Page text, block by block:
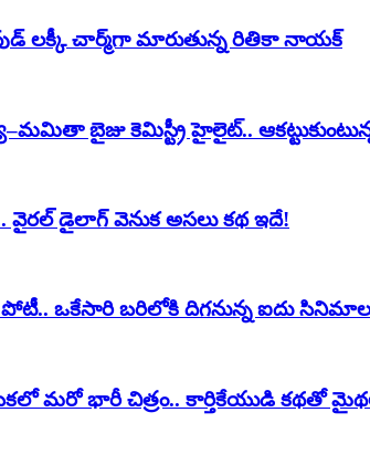
లక్కీ చార్మ్‌గా మారుతున్న రితికా నాయక్
బైజు కెమిస్ట్రీ హైలైట్..
డైలాగ్ వెనుక అసలు కథ ఇదే!
ఒకేసారి బరిలోకి దిగనున్న ఐదు
మరో భారీ చిత్రం.. కార్తికేయుడి కథతో